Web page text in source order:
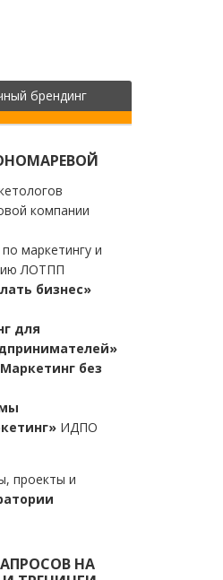
брендинг
компании
маркетингу и
ЛОТПП
бизнес»
для
без
ИДПО
проекты и
НА